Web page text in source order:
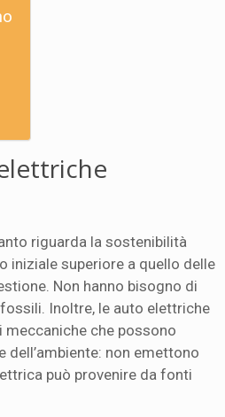
riguarda la sostenibilità
iniziale superiore a quello delle
Non hanno bisogno di
Inoltre, le auto elettriche
che possono
non emettono
può provenire da fonti